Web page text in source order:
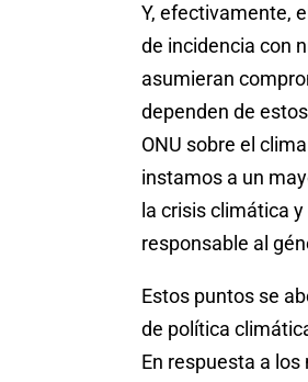
Y, efectivamente,
de incidencia con
asumieran
dependen de
ONU sobre el
instamos a un
la crisis climática
responsable al
Estos puntos se
de política
En respuesta a